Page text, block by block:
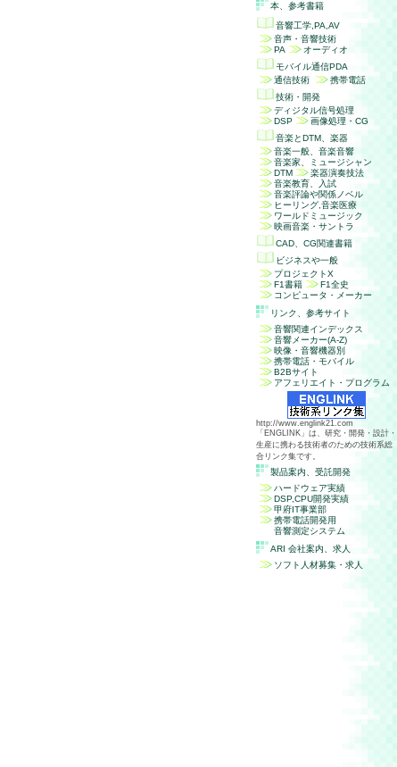
本、参考書籍
音響工学,PA,AV
音声・音響技術
PA
オーディオ
モバイル通信PDA
通信技術
携帯電話
技術・開発
ディジタル信号処理
DSP
画像処理・CG
音楽とDTM、楽器
音楽一般、音楽音響
音楽家、ミュージシャン
DTM
楽器演奏技法
音楽教育、入試
音楽評論や関係ノベル
ヒーリング,音楽医療
ワールドミュージック
映画音楽・サントラ
CAD、CG関連書籍
ビジネスや一般
プロジェクトX
F1書籍
F1全史
コンピュータ・メーカー
リンク、参考サイト
音響関連インデックス
音響メーカー(A-Z)
映像・音響機器別
携帯電話・モバイル
B2Bサイト
アフェリエイト・プログラム
http://www.englink21.com
「ENGLINK」は、研究・開発・設計・
生産に携わる技術者のための技術系総
合リンク集です。
製品案内、受託開発
ハードウェア実績
DSP,CPU開発実績
甲府IT事業部
携帯電話開発用
音響測定システム
ARI 会社案内、求人
ソフト人材募集・求人